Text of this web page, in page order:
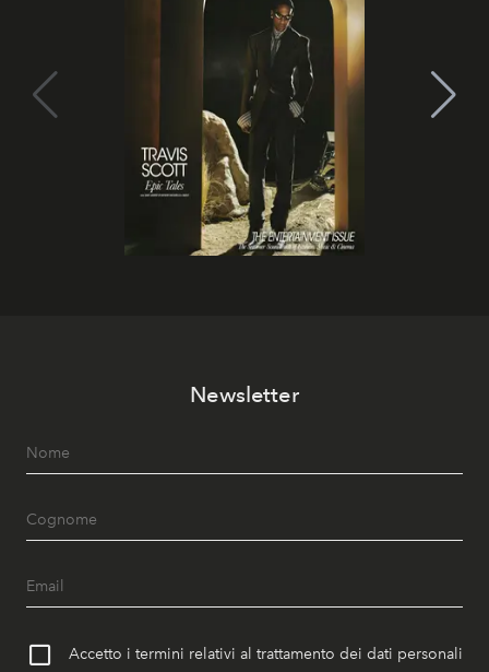
Newsletter
Accetto i termini relativi al trattamento dei dati personali